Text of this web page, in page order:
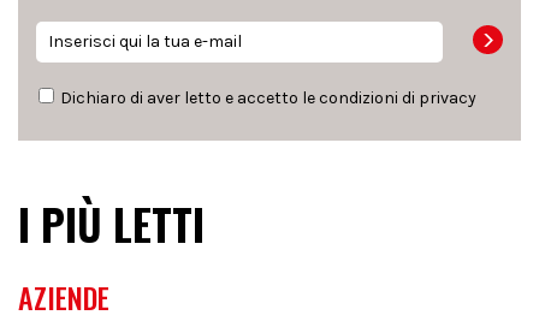
Dichiaro di aver letto e accetto le condizioni di privacy
I PIÙ LETTI
AZIENDE